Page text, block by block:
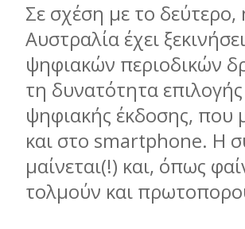
Σε σχέση με το δεύτερο,
Αυστραλία έχει
ψηφιακών περιοδικών
τη δυνατότητα
ψηφιακής έκδοσης, που
και στο smartphone. Η
μαίνεται(!) και, όπως
τολμούν και